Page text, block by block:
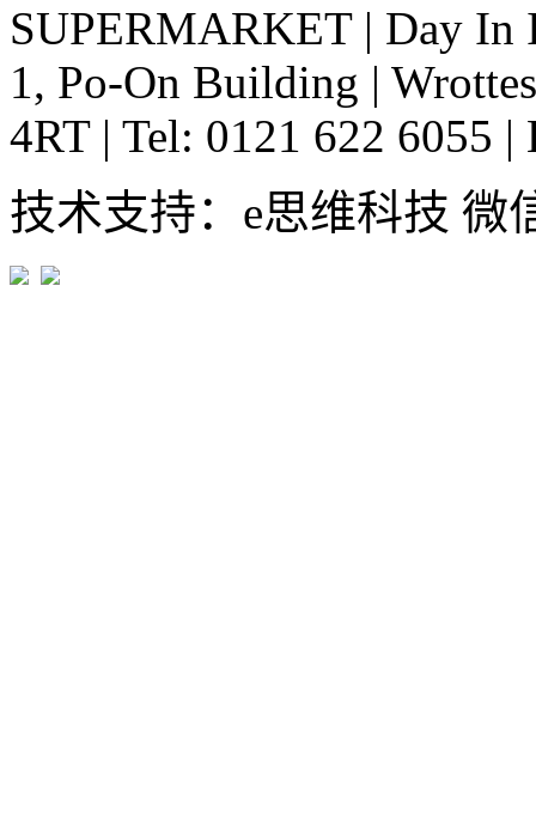
SUPERMARKET | Day In
1, Po-On Building |
4RT | Tel: 0121 622 6055 |
技术支持：e思维科技 微